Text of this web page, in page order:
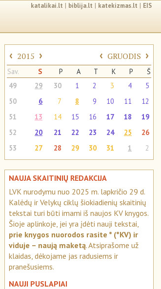
katalikai.lt | biblija.lt | katekizmas.lt | EIS
‹ 2015 › ‹ GRUODIS ›
Sav. S P A T K P
Š
49
29 30 1 2 3 4
5
50
6 7 8 9 10 11
12
51
13 14 15 16 17 18
19
52
20 21 22 23 24 25
26
53
27 28 29 30 31 1 2
NAUJA SKAITINIŲ REDAKCIJA
LVK nurodymu nuo 2025 m. lapkričio 29 d.
Kalėdų ir Velykų ciklų šiokiadienių skaitinių
tekstai turi būti imami iš naujos KV knygos.
Šioje aplinkoje, jei yra įdėti nauji tekstai,
prie knygos nuorodos rasite * (*KV) ir
viduje – naują maketą. Atsiprašome už
klaidas, dėkojame jas radusiems ir
pranešusiems.
NAUJI PUSLAPIAI